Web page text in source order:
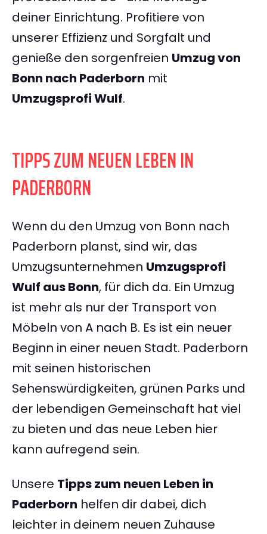
deiner Einrichtung. Profitiere von
unserer Effizienz und Sorgfalt und
genieße den sorgenfreien Umzug von
Bonn nach Paderborn mit
Umzugsprofi Wulf.
TIPPS ZUM NEUEN LEBEN IN
PADERBORN
Wenn du den Umzug von Bonn nach
Paderborn planst, sind wir, das
Umzugsunternehmen Umzugsprofi
Wulf aus Bonn, für dich da. Ein Umzug
ist mehr als nur der Transport von
Möbeln von A nach B. Es ist ein neuer
Beginn in einer neuen Stadt. Paderborn
mit seinen historischen
Sehenswürdigkeiten, grünen Parks und
der lebendigen Gemeinschaft hat viel
zu bieten und das neue Leben hier
kann aufregend sein.
Unsere Tipps zum neuen Leben in
Paderborn helfen dir dabei, dich
leichter in deinem neuen Zuhause